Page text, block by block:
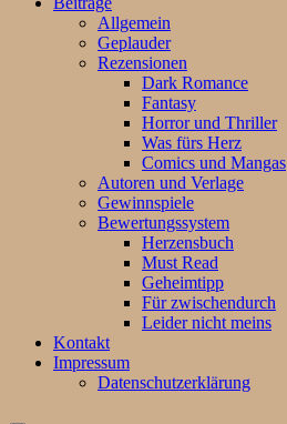
Allgemein
Geplauder
Rezensionen
Dark Romance
Fantasy
Horror und Thriller
Was fürs Herz
Comics und Mangas
Autoren und Verlage
Gewinnspiele
Bewertungssystem
Herzensbuch
Must Read
Geheimtipp
Für zwischendurch
Leider nicht meins
Kontakt
Impressum
Datenschutzerklärung